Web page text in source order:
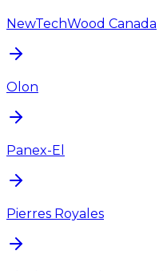
NewTechWood Canada
Olon
Panex-El
Pierres Royales